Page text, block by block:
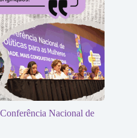
Nacional de